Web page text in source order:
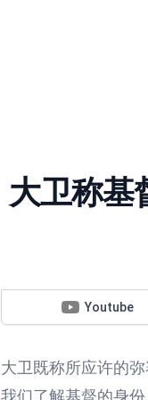
大卫称基
Youtube
大卫既称所应许的
我们了解基督的身